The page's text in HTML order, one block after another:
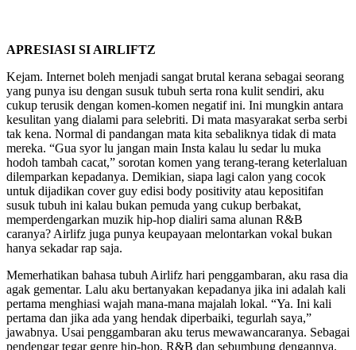
APRESIASI SI AIRLIFTZ
Kejam. Internet boleh menjadi sangat brutal kerana sebagai seorang
yang punya isu dengan susuk tubuh serta rona kulit sendiri, aku
cukup terusik dengan komen-komen negatif ini. Ini mungkin antara
kesulitan yang dialami para selebriti. Di mata masyarakat serba serbi
tak kena. Normal di pandangan mata kita sebaliknya tidak di mata
mereka. “Gua syor lu jangan main Insta kalau lu sedar lu muka
hodoh tambah cacat,” sorotan komen yang terang-terang keterlaluan
dilemparkan kepadanya. Demikian, siapa lagi calon yang cocok
untuk dijadikan cover guy edisi body positivity atau kepositifan
susuk tubuh ini kalau bukan pemuda yang cukup berbakat,
memperdengarkan muzik hip-hop dialiri sama alunan R&B
caranya? Airlifz juga punya keupayaan melontarkan vokal bukan
hanya sekadar rap saja.
Memerhatikan bahasa tubuh Airlifz hari penggambaran, aku rasa dia
agak gementar. Lalu aku bertanyakan kepadanya jika ini adalah kali
pertama menghiasi wajah mana-mana majalah lokal. “Ya. Ini kali
pertama dan jika ada yang hendak diperbaiki, tegurlah saya,”
jawabnya. Usai penggambaran aku terus mewawancaranya. Sebagai
pendengar tegar genre hip-hop, R&B dan sebumbung dengannya.